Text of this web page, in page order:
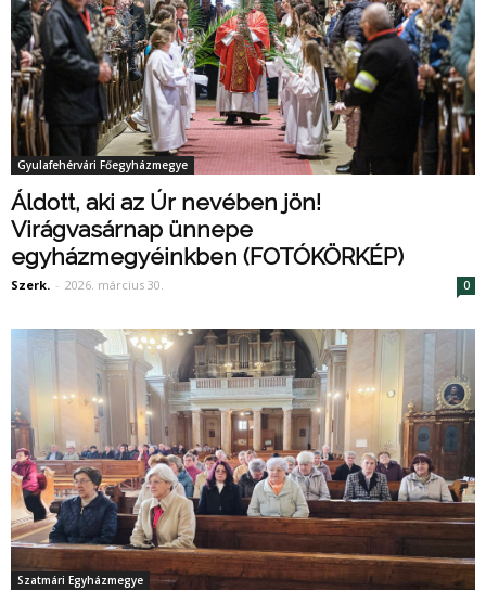
Gyulafehérvári Főegyházmegye
Áldott, aki az Úr nevében jön!
Virágvasárnap ünnepe
egyházmegyéinkben (FOTÓKÖRKÉP)
Szerk. - 2026. március 30. 0
Szatmári Egyházmegye